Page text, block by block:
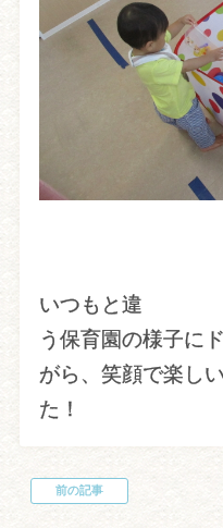
いつもと違
う保育園の様子に
がら、笑顔で楽し
た！
投
前の記事